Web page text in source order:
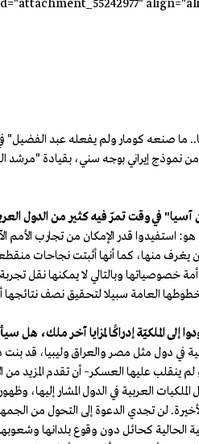
صنعه كومار ولم يفعله عبد الفضيل" في
نموذج إيراني بوجه سني، بقيادة "مرشد
في وقت تمرّ فيه كثير من الدول
استفيدوا قدر الإمكان من تجارب الأمم
يغرف منها، كما أنها أثبتت نجاحات
خصوصياتها وبالتالي لا يمكنها نقل
العامة سبيلا لتحقيق نصف نتائجها
إلى الملكيّة إدراكًا لمزايا آخر ملك، هل
في دول مثل مصر والعراق وليبيا، قد
ينقلب عليها العسكر– أن تقدم المزيد من
العربية في الدول المشار إليها،
لن تجدي الدعوة إلى التحول من
الحالية كحائل دون وقوع بلدانها